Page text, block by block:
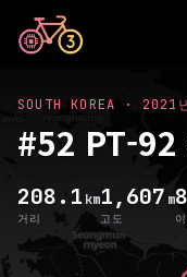
SOUTH KOREA · 2021
#52 PT-92
208.1 km
거리
1,607 m
고도